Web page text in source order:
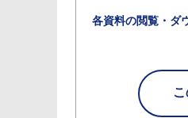
各資料の閲覧・ダ